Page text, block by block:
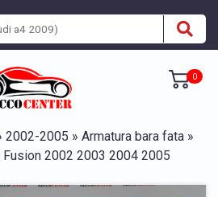
0
2002-2005 » Armatura bara fata »
Fusion 2002 2003 2004 2005